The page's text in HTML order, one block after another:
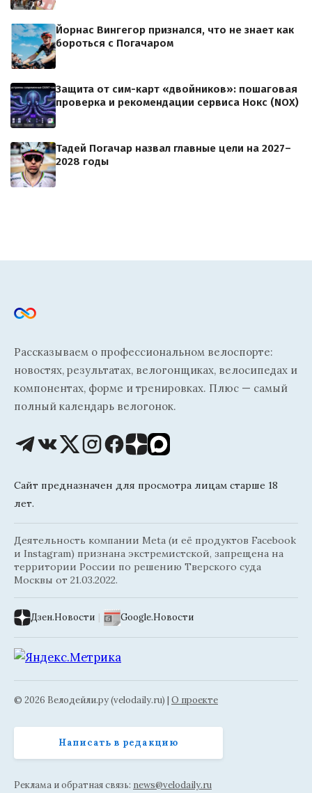
Йорнас Вингегор признался, что не знает как
бороться с Погачаром
Защита от сим-карт «двойников»: пошаговая
проверка и рекомендации сервиса Нокс (NOX)
Тадей Погачар назвал главные цели на 2027–
2028 годы
Рассказываем о профессиональном велоспорте:
новостях, результатах, велогонщиках, велосипедах и
компонентах, форме и тренировках. Плюс — самый
полный календарь велогонок.
Сайт предназначен для просмотра лицам старше 18
лет.
Деятельность компании Meta (и её продуктов Facebook
и Instagram) признана экстремистской, запрещена на
территории России по решению Тверского суда
Москвы от 21.03.2022.
Дзен.Новости | Google.Новости
© 2026 Велодейли.ру (velodaily.ru) | О проекте
Написать в редакцию
Реклама и обратная связь: news@velodaily.ru